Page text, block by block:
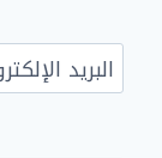
البريد